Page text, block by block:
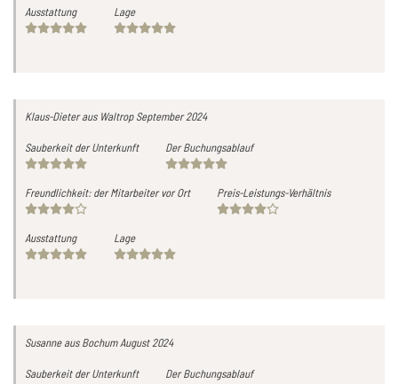
Ausstattung Lage
Klaus-Dieteraus Waltrop September 2024
Sauberkeit der Unterkunft Der Buchungsablauf
Freundlichkeit: der Mitarbeiter vor Ort Preis-Leistungs-Verhältnis
Ausstattung Lage
Susanneaus Bochum August 2024
Sauberkeit der Unterkunft Der Buchungsablauf